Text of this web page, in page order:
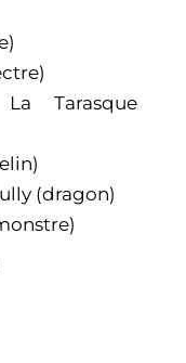
La Tarasque
(dragon)